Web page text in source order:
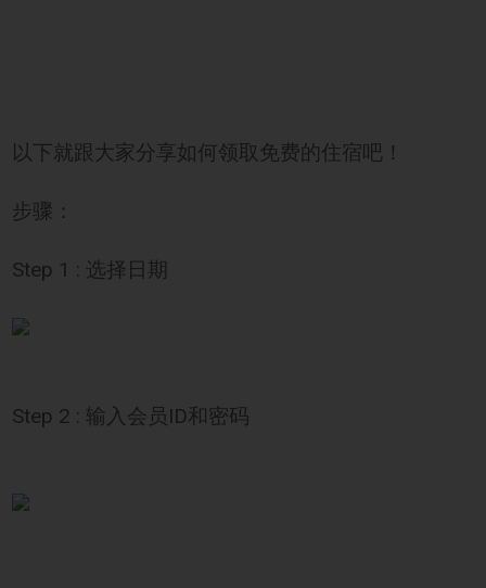
以下就跟大家分享如何领取免费的住宿吧！
步骤：
Step 1 : 选择日期
Step 2 : 输入会员ID和密码